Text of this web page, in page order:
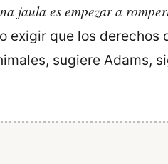
jaula es empezar a
exigir que los derechos
sugiere Adams,